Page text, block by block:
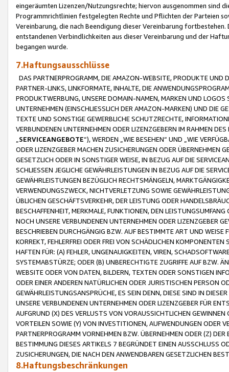
eingeräumten Lizenzen/Nutzungsrechte; hiervon ausgenommen sind
Programmrichtlinien festgelegten Rechte und Pflichten der Parteien
Vereinbarung, die nach Beendigung dieser Vereinbarung
entstandenen Verbindlichkeiten aus dieser Vereinbarung und der
begangen wurde.
7.Haftungsausschlüsse
DAS PARTNERPROGRAMM, DIE AMAZON-WEBSITE, PRODUKTE UND
PARTNER-LINKS, LINKFORMATE, INHALTE, DIE
PRODUKTWERBUNG, UNSERE DOMAIN-NAMEN, MARKEN UND
UNTERNEHMEN (EINSCHLIESSLICH DER AMAZON-MARKEN) UND DIE
TEXTE UND SONSTIGE GEWERBLICHE SCHUTZRECHTE,
VERBUNDENEN UNTERNEHMEN ODER LIZENZGEBERN IM RAHMEN
SERVICEANGEBOTE“), WERDEN „WIE BESEHEN“ UND „WIE
ODER LIZENZGEBER MACHEN ZUSICHERUNGEN ODER ÜBERNEHMEN
GESETZLICH ODER IN SONSTIGER WEISE, IN BEZUG AUF DIE
SCHLIESSEN JEGLICHE GEWÄHRLEISTUNGEN IN BEZUG AUF DIE
GEWÄHRLEISTUNGEN BEZÜGLICH RECHTSMÄNGELN,
VERWENDUNGSZWECK, NICHTVERLETZUNG SOWIE
ÜBLICHEN GESCHÄFTSVERKEHR, DER LEISTUNG ODER
BESCHAFFENHEIT, MERKMALE, FUNKTIONEN, DEN
NOCH UNSERE VERBUNDENEN UNTERNEHMEN ODER LIZENZGEBER
BESCHRIEBEN DURCHGÄNGIG BZW. AUF BESTIMMTE ART UND
KORREKT, FEHLERFREI ODER FREI VON SCHÄDLICHEN
HAFTEN FÜR: (A) FEHLER, UNGENAUIGKEITEN, VIREN,
SYSTEMABSTÜRZE; ODER (B) UNBERECHTIGTE ZUGRIFFE AUF BZW.
WEBSITE ODER VON DATEN, BILDERN, TEXTEN ODER SONSTIGEN
ODER EINER ANDEREN NATÜRLICHEN ODER JURISTISCHEN PERSON
GEWÄHRLEISTUNGSANSPRÜCHE, ES SEIN DENN, DIESE SIND IN
UNSERE VERBUNDENEN UNTERNEHMEN ODER LIZENZGEBER FÜR
AUFGRUND (X) DES VERLUSTS VON VORAUSSICHTLICHEN
VORTEILEN SOWIE (Y) VON INVESTITIONEN, AUFWENDUNGEN ODER
PARTNERPROGRAMM VORNEHMEN BZW. ÜBERNEHMEN ODER (Z)
BESTIMMUNG DIESES ARTIKELS 7 BEGRÜNDET EINEN AUSSCHLUSS
ZUSICHERUNGEN, DIE NACH DEN ANWENDBAREN GESETZLICHEN
8.Haftungsbeschränkungen